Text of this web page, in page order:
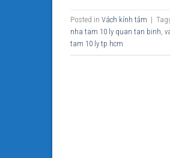
Posted in Vách kính tắm |
nha tam 10 ly quan tan binh,
tam 10 ly tp hcm